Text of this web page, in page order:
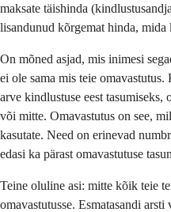
maksate täishinda
lisandunud kõrgemat hinda, mida
On mõned asjad, mis inimesi
ei ole sama mis teie
arve kindlustuse eest tasumiseks,
või mitte. Omavastutus on see,
kasutate. Need on erinevad
edasi ka pärast omavastutuse
Teine oluline asi: mitte kõik teie
omavastutusse. Esmatasandi